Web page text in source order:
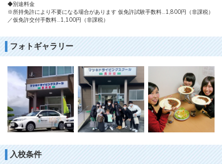
◆別途料金
※所持免許により不要になる場合があります 仮免許試験手数料…1,800円（非課税）
／仮免許交付手数料…1,100円（非課税）
フォトギャラリー
入校条件